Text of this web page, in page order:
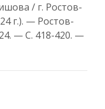
/ г. Ростов-
г.). — Ростов-
— С. 418-420. —